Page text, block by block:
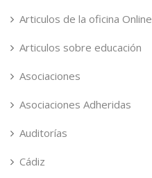
Articulos de la oficina Online
Articulos sobre educación
Asociaciones
Asociaciones Adheridas
Auditorías
Cádiz